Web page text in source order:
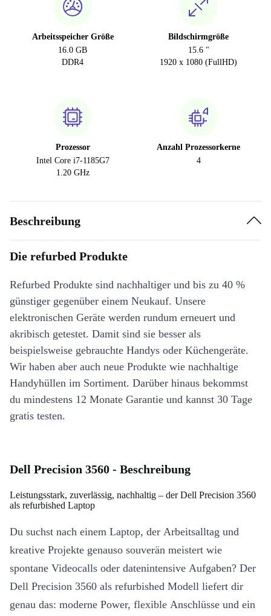
Arbeitsspeicher Größe
16.0 GB
DDR4
Bildschirmgröße
15.6 "
1920 x 1080 (FullHD)
Prozessor
Intel Core i7-1185G7
1.20 GHz
Anzahl Prozessorkerne
4
Beschreibung
Die refurbed Produkte
Refurbed Produkte sind nachhaltiger und bis zu 40 %
günstiger gegenüber einem Neukauf. Unsere
elektronischen Geräte werden rundum erneuert und
akribisch getestet. Damit sind sie besser als
beispielsweise gebrauchte Handys oder Küchengeräte.
Wir haben aber auch neue Produkte wie nachhaltige
Handyhüllen im Sortiment. Darüber hinaus bekommst
du mindestens 12 Monate Garantie und kannst 30 Tage
gratis testen.
Dell Precision 3560 - Beschreibung
Leistungsstark, zuverlässig, nachhaltig – der Dell Precision 3560
als refurbished Laptop
Du suchst nach einem Laptop, der Arbeitsalltag und
kreative Projekte genauso souverän meistert wie
spontane Videocalls oder datenintensive Aufgaben? Der
Dell Precision 3560 als refurbished Modell liefert dir
genau das: moderne Power, flexible Anschlüsse und ein